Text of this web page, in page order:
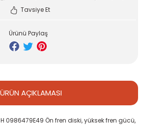
Tavsiye Et
Ürünü Paylaş
ÜRÜN AÇIKLAMASI
0986479E49 Ön fren diski, yüksek fren gücü,